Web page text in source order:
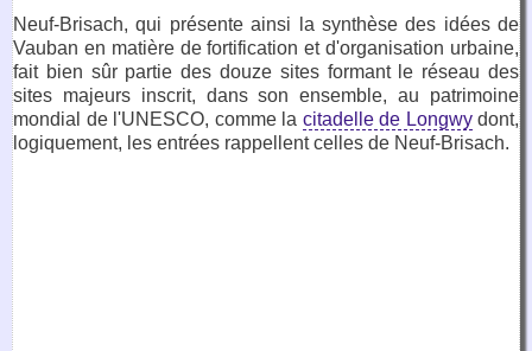
Neuf-Brisach, qui présente ainsi la synthèse des idées de
Vauban en matière de fortification et d'organisation urbaine,
fait bien sûr partie des douze sites formant le réseau des
sites majeurs inscrit, dans son ensemble, au patrimoine
mondial de l'UNESCO, comme la citadelle de Longwydont,
logiquement, les entrées rappellent celles de Neuf-Brisach.